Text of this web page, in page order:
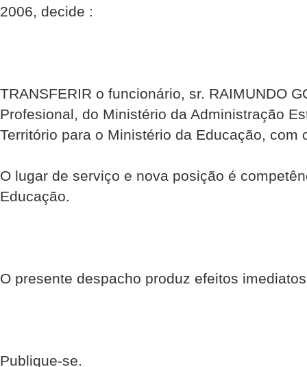
2006, decide :
TRANSFERIR o funcionário, sr. RAIMUNDO
Profesional, do Ministério da Administração
Território para o Ministério da Educação, com
O lugar de serviço e nova posição é
Educação.
O presente despacho produz efeitos
Publique-se.